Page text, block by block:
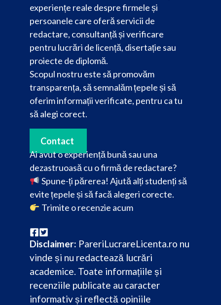
experiențe reale despre firmele și
persoanele care oferă servicii de
redactare, consultanță și verificare
pentru lucrări de licență, disertație sau
proiecte de diplomă.
Scopul nostru este să promovăm
transparența, să semnalăm țepele și să
oferim informații verificate, pentru ca tu
să alegi corect.
Contact
Ai avut o experiență bună sau una
dezastruoasă cu o firmă de redactare?
Spune-ți părerea! Ajută alți studenți să
evite țepele și să facă alegeri corecte.
Trimite o recenzie acum
Disclaimer: PareriLucrareLicenta.ro nu
vinde și nu redactează lucrări
academice. Toate informațiile și
recenziile publicate au caracter
informativ și reflectă opiniile